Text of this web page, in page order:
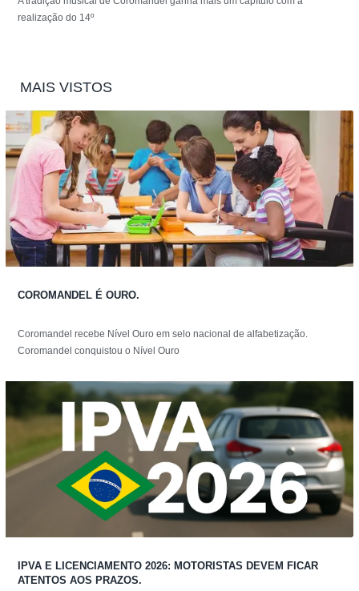
realização do 14º
MAIS VISTOS
COROMANDEL É OURO.
Coromandel recebe Nível Ouro em selo nacional de alfabetização.
Coromandel conquistou o Nível Ouro
IPVA E LICENCIAMENTO 2026: MOTORISTAS DEVEM FICAR
ATENTOS AOS PRAZOS.